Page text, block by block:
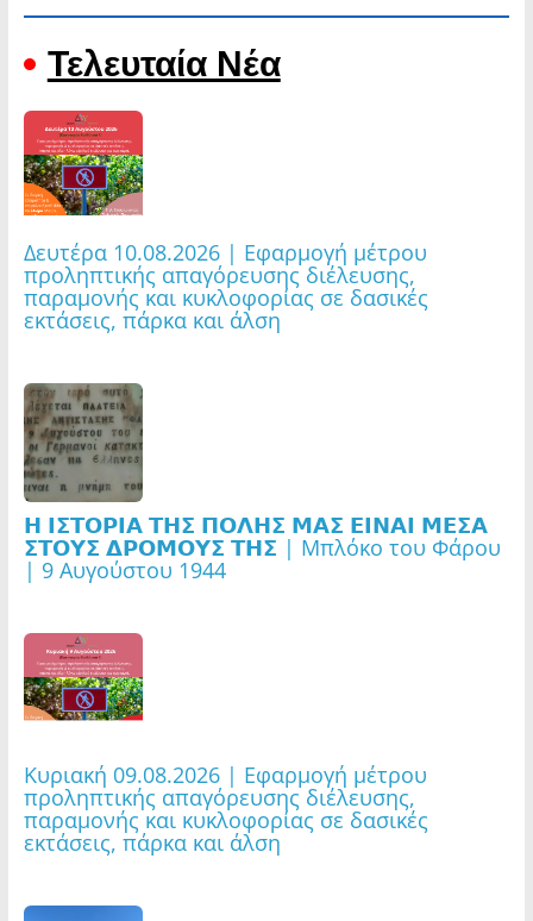
Τελευταία Νέα
Δευτέρα 10.08.2026 | Εφαρμογή μέτρου
προληπτικής απαγόρευσης διέλευσης,
παραμονής και κυκλοφορίας σε δασικές
εκτάσεις, πάρκα και άλση
𝝜 𝝞𝝨𝝩𝝤𝝦𝝞𝝖 𝝩𝝜𝝨 𝝥𝝤𝝠𝝜𝝨 𝝡𝝖𝝨 𝝚𝝞𝝢𝝖𝝞 𝝡𝝚𝝨𝝖
𝝨𝝩𝝤𝝪𝝨 𝝙𝝦𝝤𝝡𝝤𝝪𝝨 𝝩𝝜𝝨 | Μπλόκο του Φάρου
| 9 Αυγούστου 1944
Κυριακή 09.08.2026 | Εφαρμογή μέτρου
προληπτικής απαγόρευσης διέλευσης,
παραμονής και κυκλοφορίας σε δασικές
εκτάσεις, πάρκα και άλση